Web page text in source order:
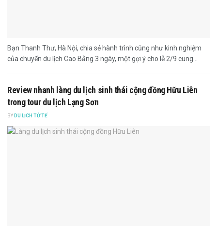
Bạn Thanh Thư, Hà Nội, chia sẻ hành trình cũng như kinh nghiệm
của chuyến du lịch Cao Bằng 3 ngày, một gợi ý cho lễ 2/9 cung...
Review nhanh làng du lịch sinh thái cộng đồng Hữu Liên
trong tour du lịch Lạng Sơn
BY DU LỊCH TỬ TẾ